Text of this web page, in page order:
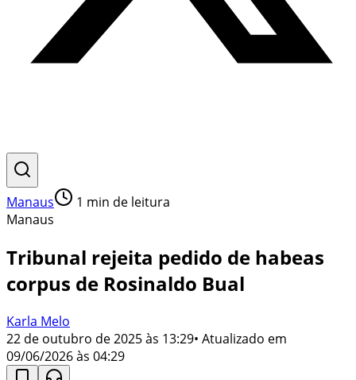
Manaus 1 min de leitura
Manaus
Tribunal rejeita pedido de habeas
corpus de Rosinaldo Bual
Karla Melo
22 de outubro de 2025 às 13:29• Atualizado em
09/06/2026 às 04:29